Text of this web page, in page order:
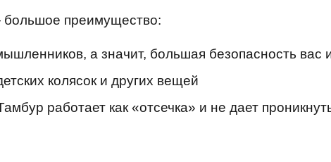
преимущество:
а значит, большая безопасность вас
колясок и других вещей
работает как «отсечка» и не дает